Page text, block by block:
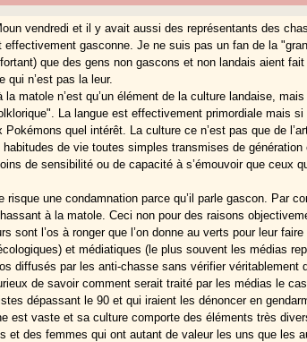
vendredi et il y avait aussi des représentants des
effectivement gasconne. Je ne suis pas un fan de la
que des gens non gascons et non landais aient
qui n’est pas la leur.
la matole n’est qu’un élément de la culture landaise,
La langue est effectivement primordiale mais
Pokémons quel intérêt. La culture ce n’est pas que de
habitudes de vie toutes simples transmises de
de sensibilité ou de capacité à s’émouvoir que ceux
risque une condamnation parce qu’il parle gascon. Par
à la matole. Ceci non pour des raisons
sont l’os à ronger que l’on donne au verts pour leur
et médiatiques (le plus souvent les médias
diffusés par les anti-chasse sans vérifier véritablement
de savoir comment serait traité par les médias le
dépassant le 90 et qui iraient les dénoncer en
est vaste et sa culture comporte des éléments très
et des femmes qui ont autant de valeur les uns que les